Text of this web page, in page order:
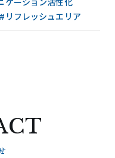
#リフレッシュエリア